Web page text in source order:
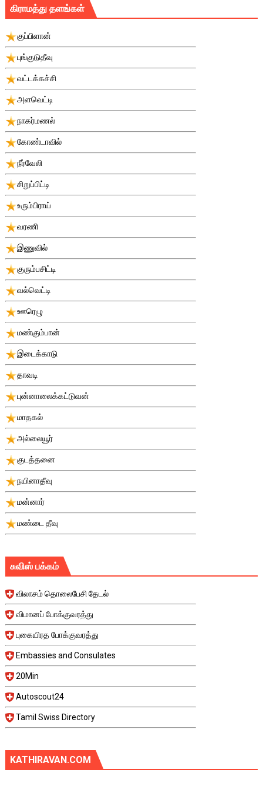
கிராமத்து தளங்கள்
குப்பிளான்
புங்குடுதீவு
வட்டக்கச்சி
அளவெட்டி
நாகர்மணல்
கோண்டாவில்
நீர்வேலி
சிறுப்பிட்டி
உரும்பிராய்
வரணி
இணுவில்
குரும்பசிட்டி
வல்வெட்டி
ஊரெழு
மண்கும்பான்
இடைக்காடு
தாவடி
புன்னாலைக்கட்டுவன்
மாதகல்
அல்லையூர்
குடத்தனை
நயினாதீவு
மன்னார்
மண்டை தீவு
சுவிஸ் பக்கம்
விலாசம் தொலைபேசி தேடல்
விமானப் போக்குவரத்து
புகையிரத போக்குவரத்து
Embassies and Consulates
20Min
Autoscout24
Tamil Swiss Directory
KATHIRAVAN.COM